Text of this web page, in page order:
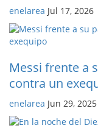
enelarea Jul 17, 2026
Messi frente a
contra un
enelarea Jun 29, 2025